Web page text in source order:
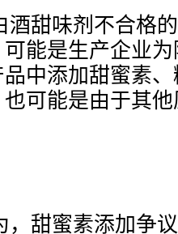
酒甜味剂不合格
能是生产企业
中添加甜蜜素
可能是由于其
，甜蜜素添加争